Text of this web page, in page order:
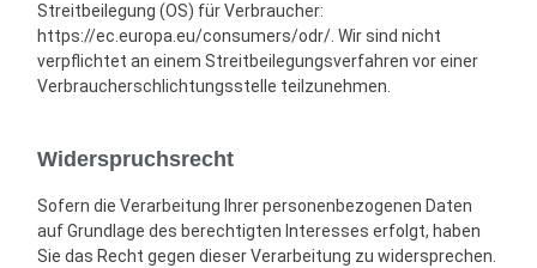
Streitbeilegung (OS) für Verbraucher:
https://ec.europa.eu/consumers/odr/. Wir sind nicht
verpflichtet an einem Streitbeilegungsverfahren vor einer
Verbraucherschlichtungsstelle teilzunehmen.
Widerspruchsrecht
Sofern die Verarbeitung Ihrer personenbezogenen Daten
auf Grundlage des berechtigten Interesses erfolgt, haben
Sie das Recht gegen dieser Verarbeitung zu widersprechen.